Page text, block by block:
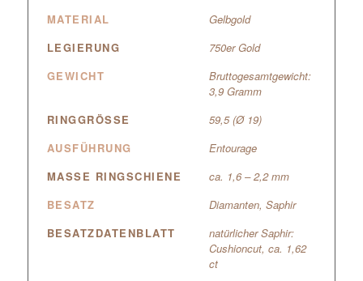
MATERIAL
Gelbgold
LEGIERUNG
750er Gold
GEWICHT
Bruttogesamtgewicht:
3,9 Gramm
RINGGRÖSSE
59,5 (Ø 19)
AUSFÜHRUNG
Entourage
MASSE RINGSCHIENE
ca. 1,6 – 2,2 mm
BESATZ
Diamanten, Saphir
BESATZDATENBLATT
natürlicher Saphir:
Cushioncut, ca. 1,62
ct